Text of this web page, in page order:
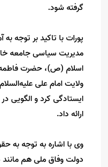
گرفته شود.
پورات با تاکید بر توجه
مدیریت سیاسی جامعه
اسلام (ص)، حضرت
ولایت امام علی
ایستادگی کرد و الگویی
ارائه داد.
وی با اشاره به توجه به
دولت وفاق ملی هم